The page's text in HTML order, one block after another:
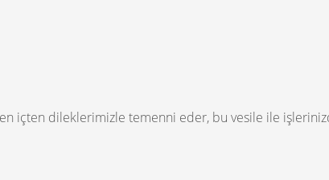
en içten dileklerimizle temenni eder, bu vesile ile